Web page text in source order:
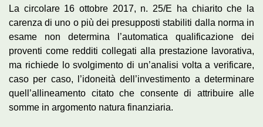
La circolare 16 ottobre 2017, n. 25/E ha chiarito che la
carenza di uno o più dei presupposti stabiliti dalla norma in
esame non determina l’automatica qualificazione dei
proventi come redditi collegati alla prestazione lavorativa,
ma richiede lo svolgimento di un’analisi volta a verificare,
caso per caso, l’idoneità dell’investimento a determinare
quell’allineamento citato che consente di attribuire alle
somme in argomento natura finanziaria.